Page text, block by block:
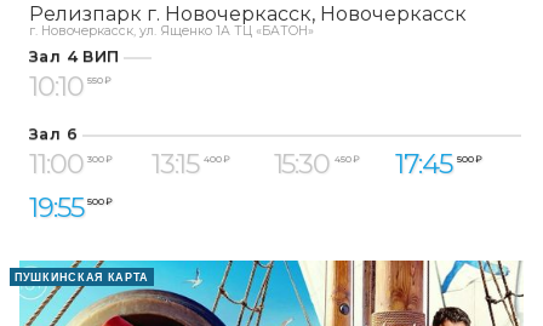
Релизпарк г. Новочеркасск Новочеркасск
г. Новочеркасск, ул. Ященко 1А ТЦ «БАТОН»
Зал 4 ВИП
10:10 550 ₽
Зал 6
11:00 300 ₽ 13:15 400 ₽ 15:30 450 ₽ 17:45 500 ₽
19:55 500 ₽
ПУШКИНСКАЯ КАРТА